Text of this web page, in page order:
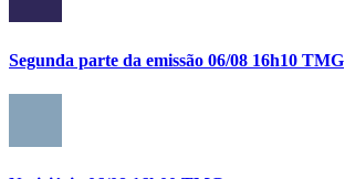
Segunda parte da emissão 06/08 16h10 TMG